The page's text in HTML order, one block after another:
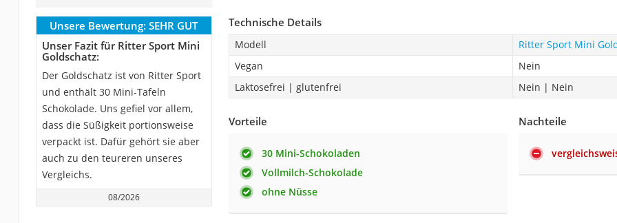
Unsere Bewertung: SEHR GUT
Unser Fazit für Ritter Sport Mini
Goldschatz:
Der Goldschatz ist von Ritter Sport
und enthält 30 Mini-Tafeln
Schokolade. Uns gefiel vor allem,
dass die Süßigkeit portionsweise
verpackt ist. Dafür gehört sie aber
auch zu den teureren unseres
Vergleichs.
08/2026
Technische Details
Modell
Ritter Sport Mini
Vegan
Nein
Laktosefrei | glutenfrei
Nein | Nein
Vorteile
30 Mini-Schokoladen
Vollmilch-Schokolade
ohne Nüsse
Nachteile